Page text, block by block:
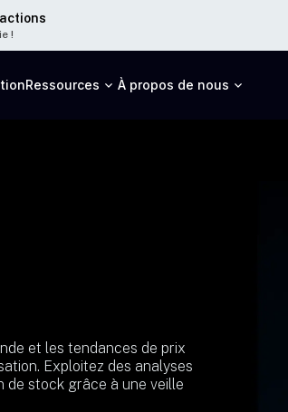
!
Ressources À propos de nous
et les tendances de prix
Exploitez des analyses
de stock grâce à une veille